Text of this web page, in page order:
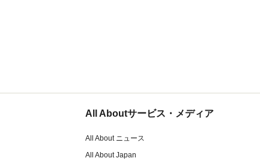
All Aboutサービス・メディア
All About ニュース
All About Japan